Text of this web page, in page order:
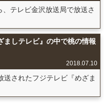
テレビ金沢放送局で放送さ
ましテレビ』の中で桃の情報
2018.07.10
されたフジテレビ『めざま